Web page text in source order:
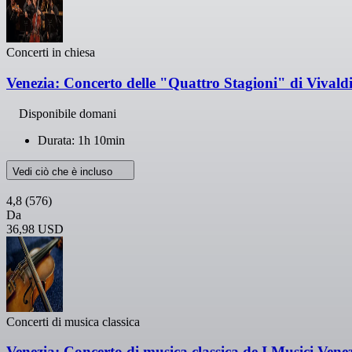
Concerti in chiesa
Venezia: Concerto delle "Quattro Stagioni" di Vivaldi
Disponibile domani
Durata: 1h 10min
Vedi ciò che è incluso
4,8 (576)
Da
36,98 USD
Concerti di musica classica